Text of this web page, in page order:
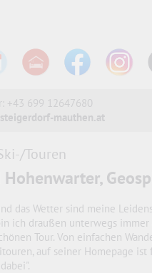
+43 699 12647680
mauthen.at
Touren
Hohenwarter,
das Wetter sind meine
ich draußen unterwegs immer
Tour. Von einfachen
auf seiner Homepage ist